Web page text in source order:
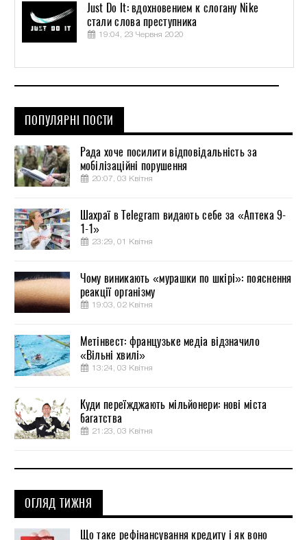
Just Do It: вдохновением к слогану Nike
стали слова преступника
19:04, 23 Червня 2020
ПОПУЛЯРНІ ПОСТИ
Рада хоче посилити відповідальність за
мобілізаційні порушення
20:07, 03 Квітня
Шахраї в Telegram видають себе за «Аптека 9-
1-1»
23:29, 01 Квітня
Чому виникають «мурашки по шкірі»: пояснення
реакції організму
19:03, 02 Квітня
Метінвест: французьке медіа відзначило
«Вільні хвилі»
13:24, 03 Квітня
Куди переїжджають мільйонери: нові міста
багатства
21:23, 03 Квітня
ОГЛЯД ТИЖНЯ
Що таке рефінансування кредиту і як воно